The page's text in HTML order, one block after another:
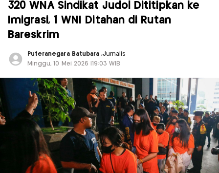
320 WNA Sindikat Judol Dititipkan ke
Imigrasi, 1 WNI Ditahan di Rutan
Bareskrim
Puteranegara Batubara,Jurnalis
Minggu, 10 Mei 2026 |19:03 WIB